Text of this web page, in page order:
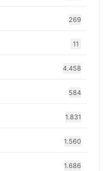
269
11
4.458
584
1.831
1.560
1.686